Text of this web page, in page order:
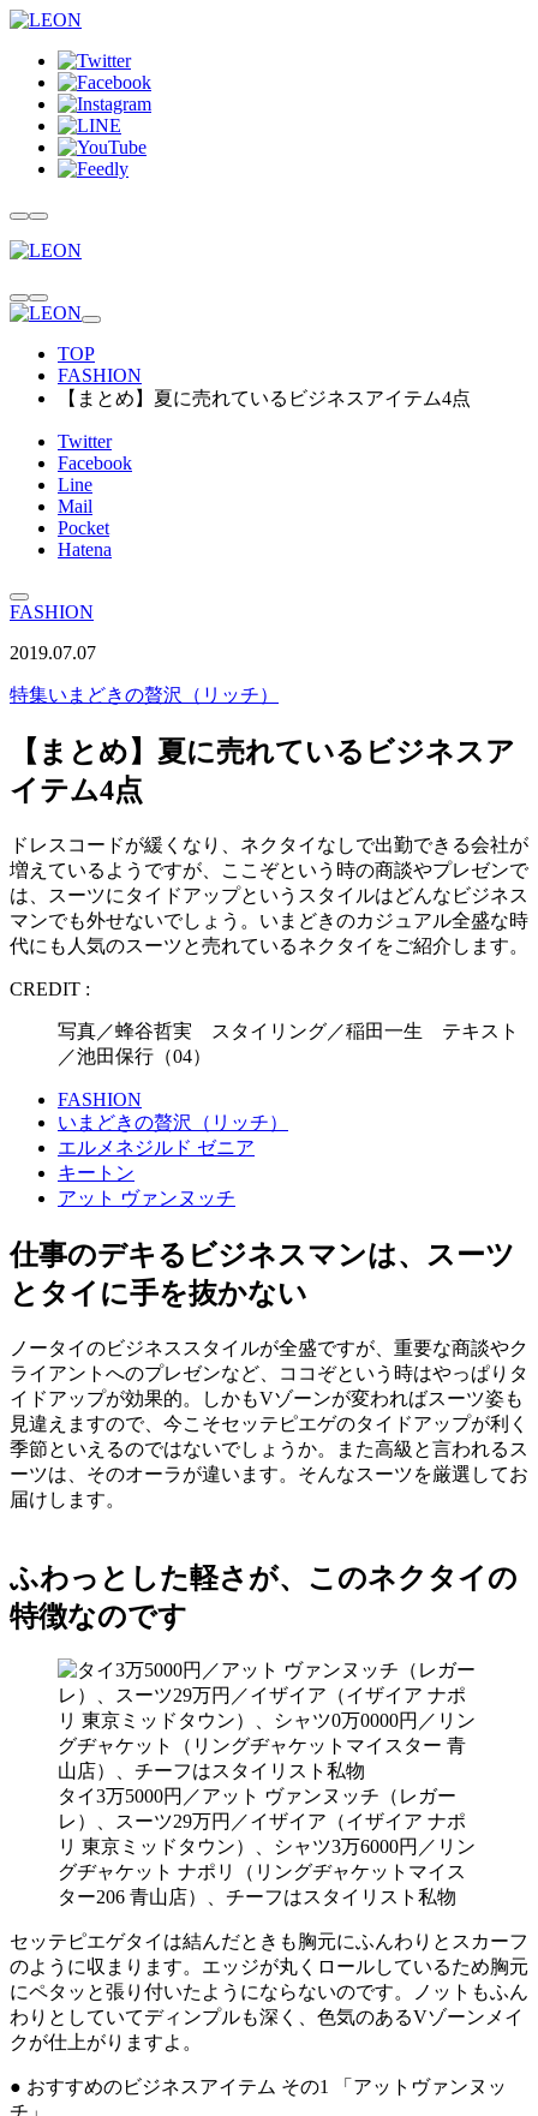
TOP
FASHION
【まとめ】夏に売れているビジネスアイテム4点
Twitter
Facebook
Line
Mail
Pocket
Hatena
FASHION
2019.07.07
特集いまどきの贅沢（リッチ）
【まとめ】夏に売れているビジネスア
イテム4点
ドレスコードが緩くなり、ネクタイなしで出勤できる会社が
増えているようですが、ここぞという時の商談やプレゼンで
は、スーツにタイドアップというスタイルはどんなビジネス
マンでも外せないでしょう。いまどきのカジュアル全盛な時
代にも人気のスーツと売れているネクタイをご紹介します。
CREDIT :
写真／蜂谷哲実 スタイリング／稲田一生 テキスト
／池田保行（04）
FASHION
いまどきの贅沢（リッチ）
エルメネジルド ゼニア
キートン
アット ヴァンヌッチ
仕事のデキるビジネスマンは、スーツ
とタイに手を抜かない
ノータイのビジネススタイルが全盛ですが、重要な商談やク
ライアントへのプレゼンなど、ココぞという時はやっぱりタ
イドアップが効果的。しかもVゾーンが変わればスーツ姿も
見違えますので、今こそセッテピエゲのタイドアップが利く
季節といえるのではないでしょうか。また高級と言われるス
ーツは、そのオーラが違います。そんなスーツを厳選してお
届けします。
ふわっとした軽さが、このネクタイの
特徴なのです
タイ3万5000円／アット ヴァンヌッチ（レガー
レ）、スーツ29万円／イザイア（イザイア ナポ
リ 東京ミッドタウン）、シャツ3万6000円／リン
グヂャケット ナポリ（リングヂャケットマイス
ター206 青山店）、チーフはスタイリスト私物
セッテピエゲタイは結んだときも胸元にふんわりとスカーフ
のように収まります。エッジが丸くロールしているため胸元
にペタッと張り付いたようにならないのです。ノットもふん
わりとしていてディンプルも深く、色気のあるVゾーンメイ
クが仕上がりますよ。
● おすすめのビジネスアイテム その1 「アットヴァンヌッ